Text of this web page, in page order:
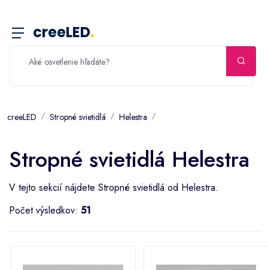
creeLED.
creeLED Stropné svietidlá Helestra
Stropné svietidlá Helestra
V tejto sekcií nájdete Stropné svietidlá od Helestra.
Počet výsledkov: 51